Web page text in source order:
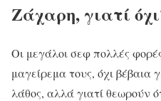
Ζάχαρη, γιατί
Οι μεγάλοι σεφ πολλές
μαγείρεμα τους, όχι βέβαια
λάθος, αλλά γιατί θεωρούν